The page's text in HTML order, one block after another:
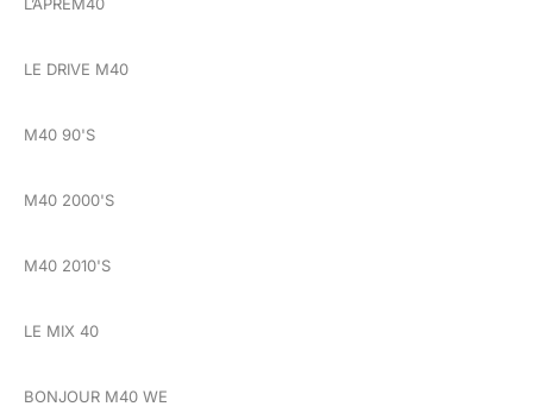
LE DRIVE M40
M40 90'S
M40 2000'S
M40 2010'S
LE MIX 40
BONJOUR M40 WE